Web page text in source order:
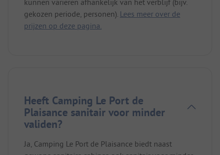
gekozen periode, personen). Lees meer over de
prijzen op deze pagina.
Heeft Camping Le Port de
Plaisance sanitair voor minder
validen?
Ja, Camping Le Port de Plaisance biedt naast